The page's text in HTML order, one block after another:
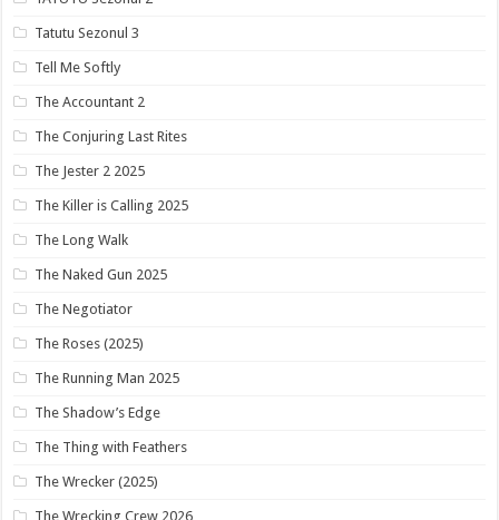
Tatutu Sezonul 3
Tell Me Softly
The Accountant 2
The Conjuring Last Rites
The Jester 2 2025
The Killer is Calling 2025
The Long Walk
The Naked Gun 2025
The Negotiator
The Roses (2025)
The Running Man 2025
The Shadow’s Edge
The Thing with Feathers
The Wrecker (2025)
The Wrecking Crew 2026